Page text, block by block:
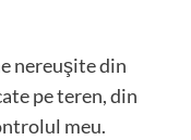
nereuşite din
pe teren, din
meu.